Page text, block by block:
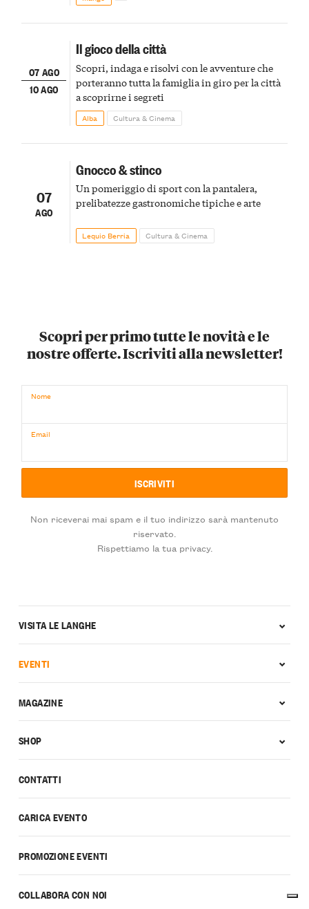
07 AGO
10 AGO
Il gioco della città
Scopri, indaga e risolvi con le avventure che
porteranno tutta la famiglia in giro per la città
a scoprirne i segreti
Alba Cultura & Cinema
07
AGO
Gnocco & stinco
Un pomeriggio di sport con la pantalera,
prelibatezze gastronomiche tipiche e arte
Lequio Berria Cultura & Cinema
Scopri per primo tutte le novità e le
nostre offerte. Iscriviti alla newsletter!
Nome
Email
Non riceverai mai spam e il tuo indirizzo sarà mantenuto
riservato.
Rispettiamo la tua privacy.
CONTATTI
CARICA EVENTO
PROMOZIONE EVENTI
COLLABORA CON NOI
VISITA LE LANGHE
EVENTI
MAGAZINE
SHOP